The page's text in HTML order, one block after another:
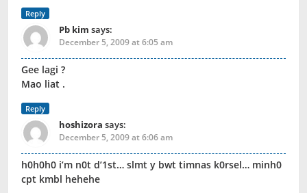
Reply
Pb kim says:
December 5, 2009 at 6:05 am
Gee lagi ?
Mao liat .
Reply
hoshizora says:
December 5, 2009 at 6:06 am
h0h0h0 i’m n0t d’1st… slmt y bwt timnas k0rsel… minh0
cpt kmbl hehehe